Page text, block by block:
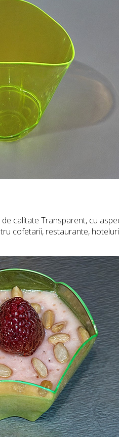
calitate Transparent, cu
cofetarii, restaurante,